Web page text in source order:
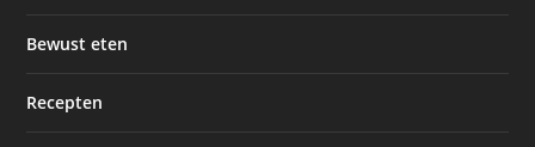
Bewust eten
Recepten